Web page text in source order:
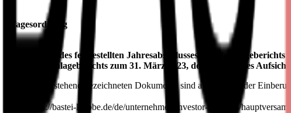
Tagesordnung
Vorlage des festgestellten Jahresabschlusses und des
Konzernlageberichts zum 31. März 2023, des Berichts des
Die vorstehend bezeichneten Dokumente sind ab dem Tag der
https://bastei-luebbe.de/de/unternehmen/investor-relations/